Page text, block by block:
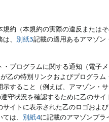
約（本規約の実際の違反または
、 別紙3記載の適用あるアマゾン
プログラムに関する通知（電子
乙の特別リンクおよびプログラ
すること（例えば、アマゾン・
守状況を確認するために乙のサ
イトに表示された乙のロゴおよ
は、 別紙4に記載のアマゾンプ